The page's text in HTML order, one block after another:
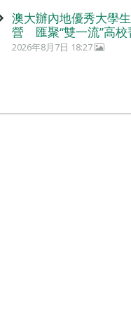
澳大辦內地優秀大學
營 匯聚“雙一流”高校
2026年8月7日 18:27